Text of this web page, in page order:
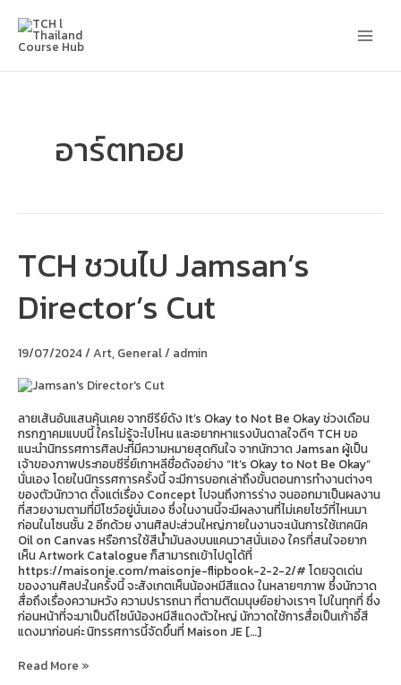
content
อาร์ตทอย
TCH ชวนไป Jamsan’s
Director’s Cut
19/07/2024/Art, General/ admin
ลายเส้นอันแสนคุ้นเคย จากซีรีย์ดัง It’s Okay to Not Be Okay ช่วงเดือน
กรกฎาคมแบบนี้ ใครไม่รู้จะไปไหน และอยากหาแรงบันดาลใจดีๆ TCH ขอ
แนะนำนิทรรศการศิลปะที่มีความหมายสุดกินใจ จากนักวาด Jamsan ผู้เป็น
เจ้าของภาพประกอบซีรี่ย์เกาหลีชื่อดังอย่าง “It’s Okay to Not Be Okay”
นั่นเอง โดยในนิทรรศการครั้งนี้ จะมีการบอกเล่าถึงขั้นตอนการทำงานต่างๆ
ของตัวนักวาด ตั้งแต่เรื่อง Concept ไปจนถึงการร่าง จนออกมาเป็นผลงาน
ที่สวยงามตามที่มีโชว์อยู่นั่นเอง ซึ่งในงานนี้จะมีผลงานที่ไม่เคยโชว์ที่ไหนมา
ก่อนในโซนชั้น 2 อีกด้วย งานศิลปะส่วนใหญ่ภายในงานจะเน้นการใช้เทคนิค
Oil on Canvas หรือการใช้สีน้ำมันลงบนแคนวาสนั่นเอง ใครที่สนใจอยาก
เห็น Artwork Catalogue ก็สามารถเข้าไปดูได้ที่
https://maisonje.com/maisonje-flipbook-2-2-2/# โดยจุดเด่น
ของงานศิลปะในครั้งนี้ จะสังเกตเห็นน้องหมีสีแดง ในหลายๆภาพ ซึ่งนักวาด
สื่อถึงเรื่องความหวัง ความปรารถนา ที่ตามติดมนุษย์อย่างเราๆ ไปในทุกที่ ซึ่ง
ก่อนหน้าที่จะมาเป็นดีไซน์น้องหมีสีแดงตัวใหญ่ นักวาดใช้การสื่อเป็นเก้าอี้สี
แดงมาก่อนค่ะ นิทรรศการนี้จัดขึ้นที่ Maison JE […]
ไป
Jamsan’s
Director’s
Read More »